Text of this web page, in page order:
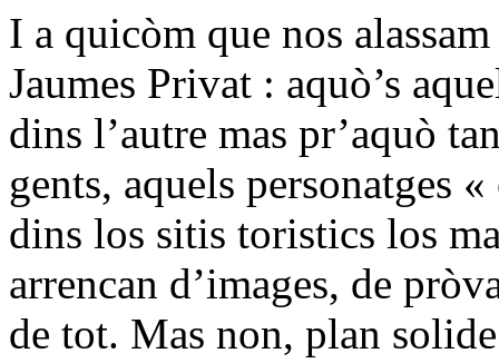
I a quicòm que nos
Jaumes Privat : aquò’s
dins l’autre mas pr’aquò
gents, aquels personatges
dins los sitis toristics los
arrencan d’images, de
de tot. Mas non, plan